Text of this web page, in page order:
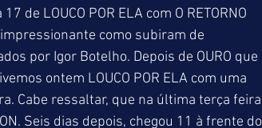
de LOUCO POR ELA com O RETORNO
como subiram de
por Igor Botelho. Depois de OURO que
ontem LOUCO POR ELA com uma
Cabe ressaltar, que na última terça feira
Seis dias depois, chegou 11 à frente do